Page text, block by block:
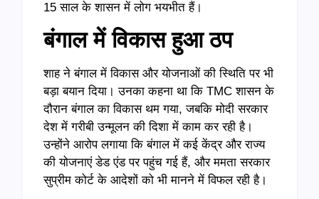
15 साल के शासन में लोग भयभीत हैं।
बंगाल में विकास हुआ ठप
शाह ने बंगाल में विकास और योजनाओं की स्थिति पर भी
बड़ा बयान दिया। उनका कहना था कि TMC शासन के
दौरान बंगाल का विकास थम गया, जबकि मोदी सरकार
देश में गरीबी उन्मूलन की दिशा में काम कर रही है।
उन्होंने आरोप लगाया कि बंगाल में कई केंद्र और राज्य
की योजनाएं डेड एंड पर पहुंच गई हैं, और ममता सरकार
सुप्रीम कोर्ट के आदेशों को भी मानने में विफल रही है।